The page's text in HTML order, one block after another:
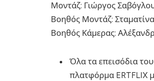
Μοντάζ: Γιώργος
Βοηθός Μοντάζ:
Βοηθός Κάμερας:
Όλα τα επεισόδια
πλατφόρμα ERTFLIX